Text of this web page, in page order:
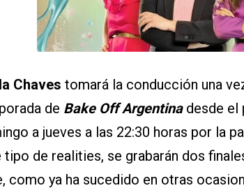
Chaves tomará la conducción una
de Bake Off Argentinadesde el
a jueves a las 22:30 horas por la
tipo de realities, se grabarán dos
como ya ha sucedido en otras